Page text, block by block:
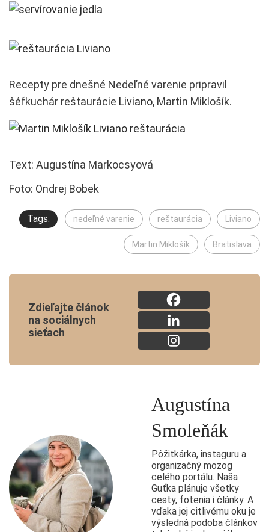
Recepty pre dnešné Nedeľné varenie pripravil
šéfkuchár reštaurácie Liviano, Martin Miklošík.
Text: Augustína Markocsyová
Foto: Ondrej Bobek
Tags: nedeľné varenie reštaurácia Liviano
Martin Miklošík Bratislava
Zdieľajte článok
na sociálnych
sieťach
Augustína
Smoleňák
Pôžitkárka, instaguru a
organizačný mozog
celého portálu. Naša
Guťka plánuje všetky
cesty, fotenia i články. A
vďaka jej citlivému oku je
výsledná podoba článkov